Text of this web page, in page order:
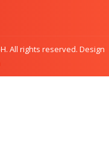
All rights reserved. Design